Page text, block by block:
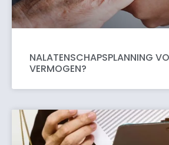
NALATENSCHAPSPLANNING
VERMOGEN?